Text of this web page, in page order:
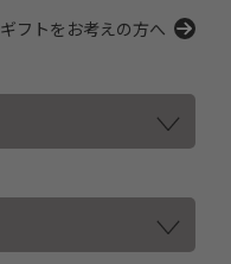
ギフトをお考えの方へ